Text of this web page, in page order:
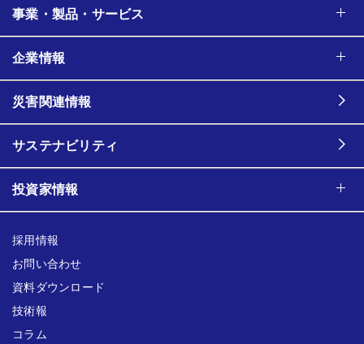
事業・製品・サービス
企業情報
災害関連情報
サステナビリティ
投資家情報
採用情報
お問い合わせ
資料ダウンロード
技術報
コラム